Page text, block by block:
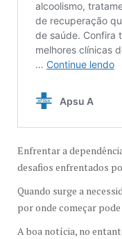
Enfrentar a
desafios enfrentados
Quando surge a
por onde começar
A boa notícia, no